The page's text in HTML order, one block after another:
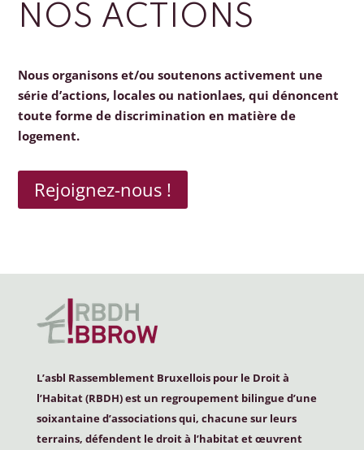
NOS ACTIONS
Nous organisons et/ou soutenons activement une
série d’actions, locales ou nationlaes, qui dénoncent
toute forme de discrimination en matière de
logement.
Rejoignez-nous !
L’asbl Rassemblement Bruxellois pour le Droit à
l’Habitat (RBDH) est un regroupement bilingue d’une
soixantaine d’associations qui, chacune sur leurs
terrains, défendent le droit à l’habitat et œuvrent